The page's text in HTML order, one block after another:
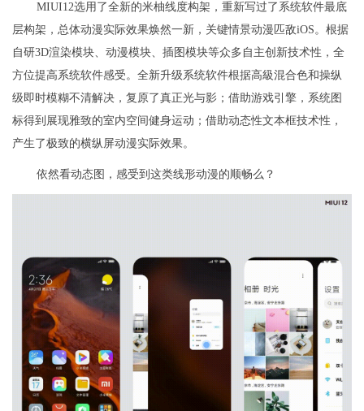
MIUI12选用了全新的米柚线度构架，重新写过了系统软件最底
层构架，总体动漫实际效果焕然一新，关键情景动漫匹敌iOS。根据
自研3D渲染模块、动漫模块、插图模块等众多自主创新技术性，全
方位提高系统软件感受。全新升级系统软件根据高級混合色和操纵
级即时模糊不清解决，复原了真正光与影；借助游戏引擎，系统图
标得到展现雅致的室内空间健身运动；借助动态性文本框技术性，
产生了极致的横纵屏动漫实际效果。
依然看动态图，感受到这类线形动漫的顺畅么？